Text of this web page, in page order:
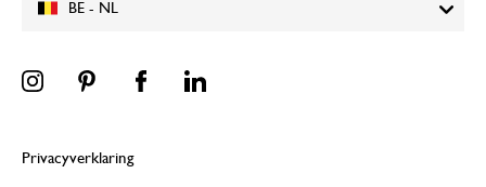
BE - NL
Privacyverklaring